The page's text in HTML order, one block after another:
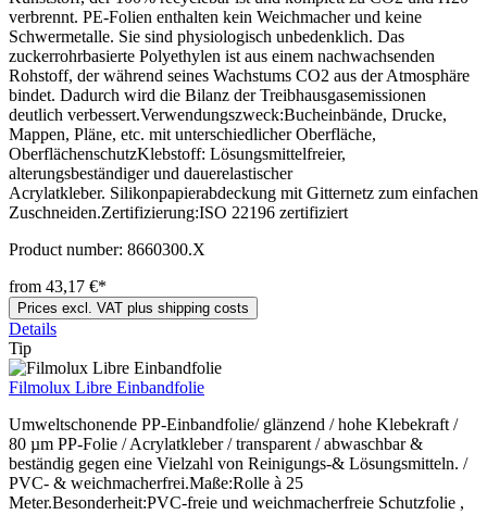
verbrennt. PE-Folien enthalten kein Weichmacher und keine
Schwermetalle. Sie sind physiologisch unbedenklich. Das
zuckerrohrbasierte Polyethylen ist aus einem nachwachsenden
Rohstoff, der während seines Wachstums CO2 aus der Atmosphäre
bindet. Dadurch wird die Bilanz der Treibhausgasemissionen
deutlich verbessert.Verwendungszweck:Bucheinbände, Drucke,
Mappen, Pläne, etc. mit unterschiedlicher Oberfläche,
OberflächenschutzKlebstoff: Lösungsmittelfreier,
alterungsbeständiger und dauerelastischer
Acrylatkleber. Silikonpapierabdeckung mit Gitternetz zum einfachen
Zuschneiden.Zertifizierung:ISO 22196 zertifiziert
Product number: 8660300.X
from 43,17 €*
Prices excl. VAT plus shipping costs
Details
Tip
Filmolux Libre Einbandfolie
Umweltschonende PP-Einbandfolie/ glänzend / hohe Klebekraft /
80 µm PP-Folie / Acrylatkleber / transparent / abwaschbar &
beständig gegen eine Vielzahl von Reinigungs-& Lösungsmitteln. /
PVC- & weichmacherfrei.Maße:Rolle à 25
Meter.Besonderheit:PVC-freie und weichmacherfreie Schutzfolie ,